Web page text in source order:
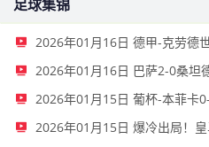
足球集锦